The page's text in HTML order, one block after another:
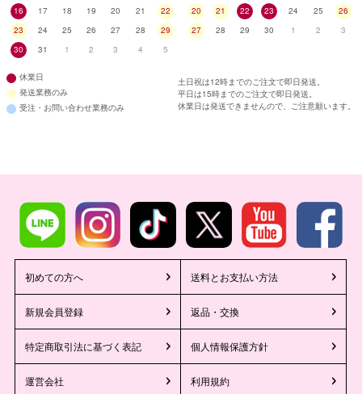
16
17 18 19 20 21
22
23
24 25 26 27 28
29
30
31 1 2 3 4 5
20
21 22 23 24 25
26
27
28 29 30 1 2 3
休業日
発送業務のみ
受注・お問い合わせ業務のみ
土日祝は12時までのご注文で即日発送。
平日は15時までのご注文で即日発送。
休業日は発送できませんので、ご注意願います。
初めての方へ 送料とお支払い方法
新規会員登録 返品・交換
特定商取引法に基づく表記 個人情報保護方針
運営会社 利用規約